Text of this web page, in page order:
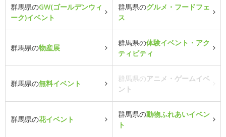
群馬県のGW(ゴールデンウィ
ーク)イベント
群馬県のグルメ・フードフェ
ス
群馬県の物産展
群馬県の体験イベント・アク
ティビティ
群馬県の無料イベント
群馬県のアニメ・ゲームイベ
ント
群馬県の花イベント
群馬県の動物ふれあいイベン
ト